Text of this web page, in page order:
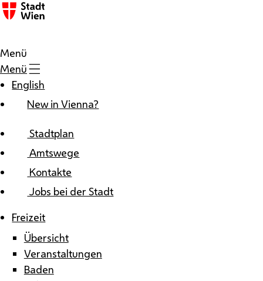
Zum Inhalt
Menü
Menü
English
New in Vienna?
Stadtplan
Amtswege
Kontakte
Jobs bei der Stadt
Freizeit
Übersicht
Veranstaltungen
Baden